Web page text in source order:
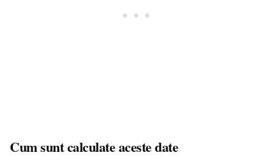
Cum sunt calculate aceste date